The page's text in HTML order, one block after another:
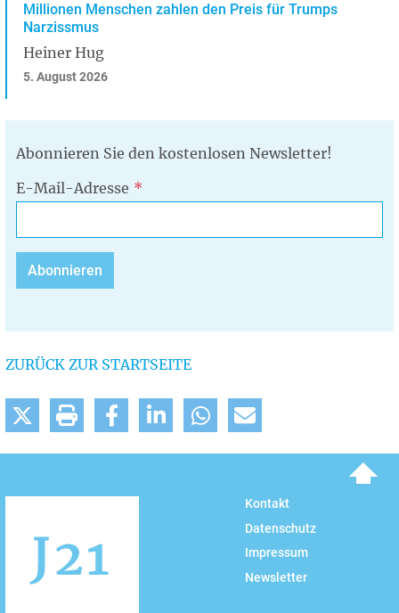
Millionen Menschen zahlen den Preis für Trumps
Narzissmus
Heiner Hug
5. August 2026
Abonnieren Sie den kostenlosen Newsletter!
E-Mail-Adresse
ZURÜCK ZUR STARTSEITE
Kontakt
Datenschutz
Impressum
Newsletter